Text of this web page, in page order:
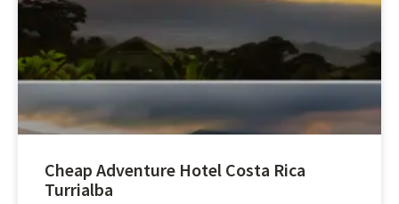
Cheap Adventure Hotel Costa Rica
Turrialba